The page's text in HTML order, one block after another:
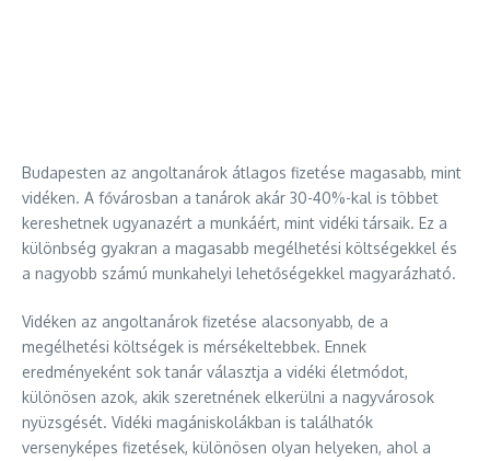
Budapesten az angoltanárok átlagos fizetése magasabb, mint
vidéken. A fővárosban a tanárok akár 30-40%-kal is többet
kereshetnek ugyanazért a munkáért, mint vidéki társaik. Ez a
különbség gyakran a magasabb megélhetési költségekkel és
a nagyobb számú munkahelyi lehetőségekkel magyarázható.
Vidéken az angoltanárok fizetése alacsonyabb, de a
megélhetési költségek is mérsékeltebbek. Ennek
eredményeként sok tanár választja a vidéki életmódot,
különösen azok, akik szeretnének elkerülni a nagyvárosok
nyüzsgését. Vidéki magániskolákban is találhatók
versenyképes fizetések, különösen olyan helyeken, ahol a